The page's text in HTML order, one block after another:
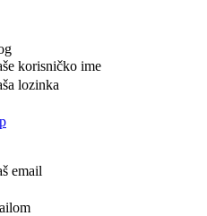
korisničko ime
lozinka
email